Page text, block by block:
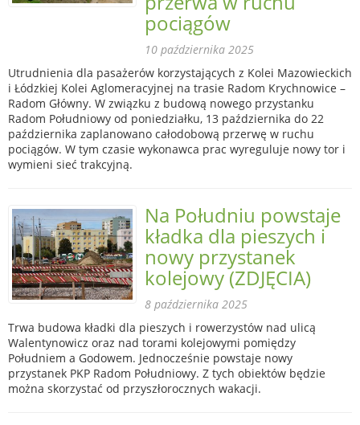
pociągów
10 października 2025
Utrudnienia dla pasażerów korzystających z Kolei Mazowieckich
i Łódzkiej Kolei Aglomeracyjnej na trasie Radom Krychnowice –
Radom Główny. W związku z budową nowego przystanku
Radom Południowy od poniedziałku, 13 października do 22
października zaplanowano całodobową przerwę w ruchu
pociągów. W tym czasie wykonawca prac wyreguluje nowy tor i
wymieni sieć trakcyjną.
Na Południu powstaje
kładka dla pieszych i
nowy przystanek
kolejowy (ZDJĘCIA)
8 października 2025
Trwa budowa kładki dla pieszych i rowerzystów nad ulicą
Walentynowicz oraz nad torami kolejowymi pomiędzy
Południem a Godowem. Jednocześnie powstaje nowy
przystanek PKP Radom Południowy. Z tych obiektów będzie
można skorzystać od przyszłorocznych wakacji.